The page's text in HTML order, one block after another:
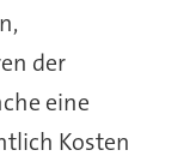
der
eine
Kosten